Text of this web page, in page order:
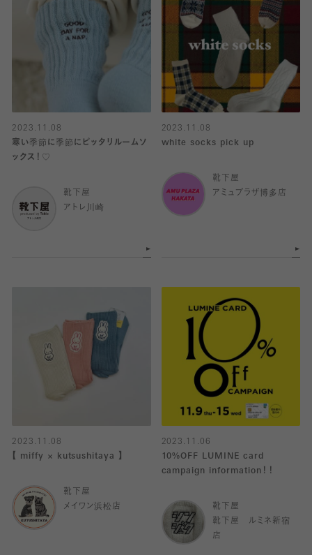
2023.11.08
寒い季節に季節にピッタリルームソ
ックス！♡
靴下屋
アトレ川崎
2023.11.08
white socks pick up
靴下屋
アミュプラザ博多店
2023.11.08
【 miffy × kutsushitaya 】
靴下屋
メイワン浜松店
2023.11.06
10%OFF LUMINE card
campaign information！！
靴下屋
靴下屋 ルミネ新宿
店